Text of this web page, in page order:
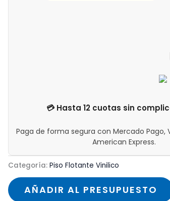
💳 Hasta 12 cuotas sin
Paga de forma segura con Mercado Pago,
American Express.
Categoría: Piso Flotante Vinilico
AÑADIR AL PRESUPUESTO